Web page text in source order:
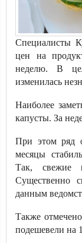
Специалисты
цен на
неделю. В
изменилась
Наиболее
капусты. За
При этом ряд
месяцы
Так, свежие
Существенно
данным
Также
подешевели на